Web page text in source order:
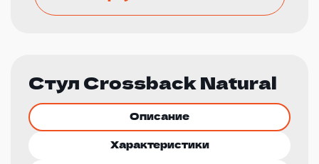
Стул Crossback Natural
Описание
Характеристики